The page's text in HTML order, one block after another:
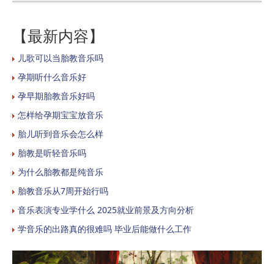
【最新内容】
儿歌可以当胎教音乐吗
孕期听什么音乐好
孕早期胎教音乐好吗
怎样给孕期宝宝放音乐
胎儿听到音乐会怎么样
胎教是听轻音乐吗
为什么胎教都是纯音乐
胎教音乐从7周开始行吗
音乐表演专业学什么 2025就业前景及方向分析
学音乐的出路真的很难吗 毕业后能做什么工作